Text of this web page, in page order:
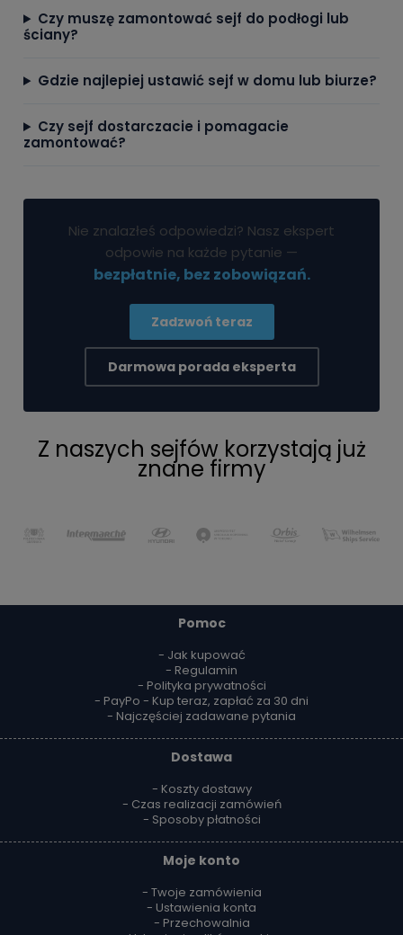
Czy muszę zamontować sejf do podłogi lub
ściany?
Gdzie najlepiej ustawić sejf w domu lub biurze?
Czy sejf dostarczacie i pomagacie
zamontować?
Nie znalazłeś odpowiedzi? Nasz ekspert
odpowie na każde pytanie —
bezpłatnie, bez zobowiązań.
Zadzwoń teraz
Darmowa porada eksperta
Z naszych sejfów korzystają już
znane firmy
Pomoc
- Jak kupować
- Regulamin
- Polityka prywatności
- PayPo - Kup teraz, zapłać za 30 dni
- Najczęściej zadawane pytania
Dostawa
- Koszty dostawy
- Czas realizacji zamówień
- Sposoby płatności
Moje konto
- Twoje zamówienia
- Ustawienia konta
- Przechowalnia